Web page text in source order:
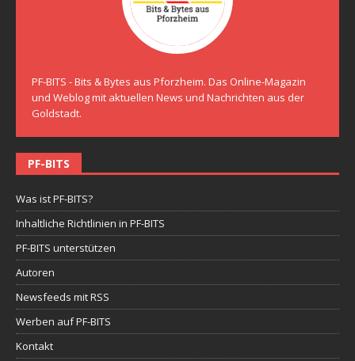
PF-BITS - Bits & Bytes aus Pforzheim. Das Online-Magazin
und Weblog mit aktuellen News und Nachrichten aus der
Goldstadt.
PF-BITS
Was ist PF-BITS?
Inhaltliche Richtlinien in PF-BITS
PF-BITS unterstützen
Autoren
Newsfeeds mit RSS
Werben auf PF-BITS
Kontakt